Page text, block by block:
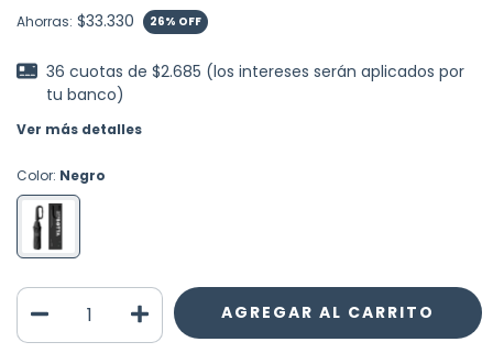
Ahorras: $33.330 26% OFF
36 cuotas de $2.685 (los intereses serán aplicados por
tu banco)
Ver más detalles
Color: Negro